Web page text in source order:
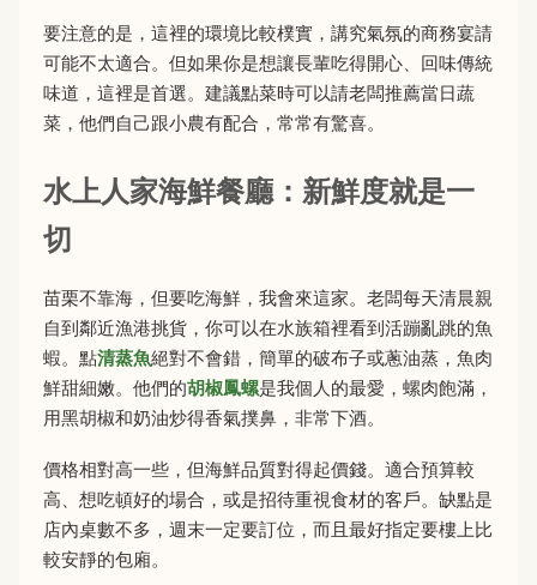
要注意的是，這裡的環境比較樸實，講究氣氛的商務宴請
可能不太適合。但如果你是想讓長輩吃得開心、回味傳統
味道，這裡是首選。建議點菜時可以請老闆推薦當日蔬
菜，他們自己跟小農有配合，常常有驚喜。
水上人家海鮮餐廳：新鮮度就是一
切
苗栗不靠海，但要吃海鮮，我會來這家。老闆每天清晨親
自到鄰近漁港挑貨，你可以在水族箱裡看到活蹦亂跳的魚
蝦。點清蒸魚絕對不會錯，簡單的破布子或蔥油蒸，魚肉
鮮甜細嫩。他們的胡椒鳳螺是我個人的最愛，螺肉飽滿，
用黑胡椒和奶油炒得香氣撲鼻，非常下酒。
價格相對高一些，但海鮮品質對得起價錢。適合預算較
高、想吃頓好的場合，或是招待重視食材的客戶。缺點是
店內桌數不多，週末一定要訂位，而且最好指定要樓上比
較安靜的包廂。